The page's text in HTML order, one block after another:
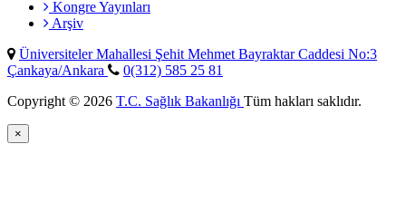
Kongre Yayınları
Arşiv
Üniversiteler Mahallesi Şehit Mehmet Bayraktar Caddesi No:3
Çankaya/Ankara
0(312) 585 25 81
Copyright © 2026 T.C. Sağlık Bakanlığı Tüm hakları saklıdır.
×